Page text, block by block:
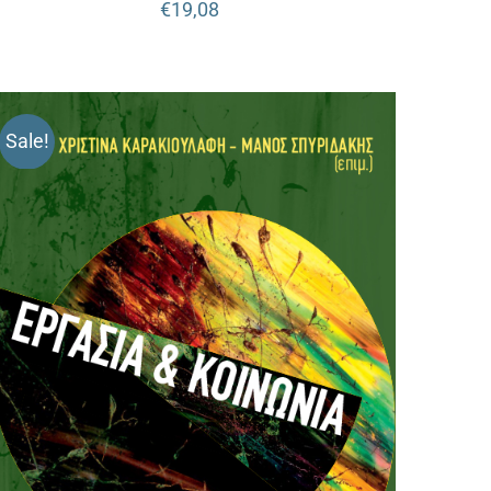
€19,08
Sale!